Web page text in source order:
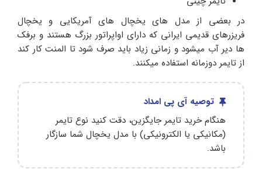
در بعضی از مدل های یخچال های آمریکایی و یخچال
فریزرهای قدیمی ایرانی که دارای اواپراتور بزرگ هستند و برفک
ها دیر آب میشود و زمانی زیاد باید صرف شود تا المنت کار کند
از تایمر دوزمانه استفاده میکنند.
توصیه آی پی امداد
هنگام خرید تایمر جایگزین، دقت کنید نوع تایمر
(مکانیکی یا الکترونیکی) با مدل یخچال شما سازگار
باشد.